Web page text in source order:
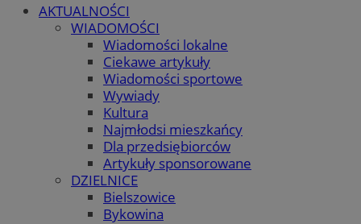
AKTUALNOŚCI
WIADOMOŚCI
Wiadomości lokalne
Ciekawe artykuły
Wiadomości sportowe
Wywiady
Kultura
Najmłodsi mieszkańcy
Dla przedsiębiorców
Artykuły sponsorowane
DZIELNICE
Bielszowice
Bykowina